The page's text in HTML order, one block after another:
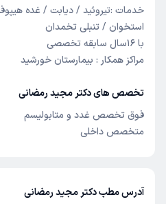
خدمات :تیروئید / دیابت / غده
استخوان / تنبلی تخمدان
با 16سال سابقه تخصصی
مراکز همکار : بیمارستان خورشید
تخصص های دکتر مجید رمضانی
فوق تخصص غدد و متابولیسم
متخصص داخلی
آدرس مطب دکتر مجید رمضانی